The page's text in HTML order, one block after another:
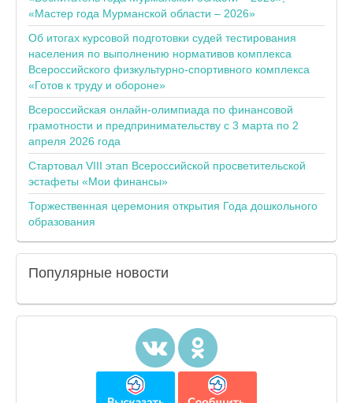
«Мастер года Мурманской области – 2026»
Об итогах курсовой подготовки судей тестирования
населения по выполнению нормативов комплекса
Всероссийского физкультурно-спортивного комплекса
«Готов к труду и обороне»
Всероссийская онлайн-олимпиада по финансовой
грамотности и предпринимательству с 3 марта по 2
апреля 2026 года
Стартовал VIII этап Всероссийской просветительской
эстафеты «Мои финансы»
Торжественная церемония открытия Года дошкольного
образования
Популярные новости